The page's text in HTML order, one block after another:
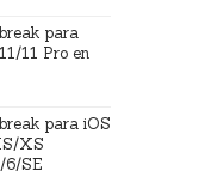
para
11 Pro en
para iOS
XS
SE